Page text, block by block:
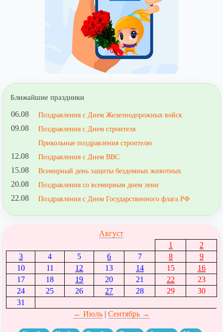
Ближайшие праздники
06.08 Поздравления с Днем Железнодорожных войск
09.08
Поздравления с Днем строителя
Прикольные поздравления строителю
12.08 Поздравления с Днем ВВС
15.08 Всемирный день защиты бездомных животных
20.08 Поздравления со всемирным днем лени
22.08 Поздравления с Днем Государственного флага РФ
Август
1
2
3
4 5 6 7 8
9
10
11 12 13 14 15
16
17
18 19 20 21 22
23
24
25 26 27 28 29
30
31
← Июль| Сентябрь →